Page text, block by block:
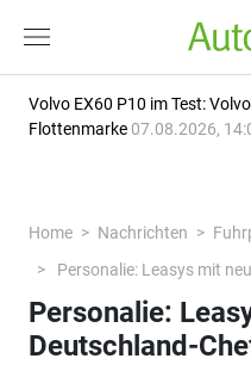
Volvo EX60 P10 im Test:
Flottenmarke 07.08.2026,
Home Nachrichten
Personalie: Leasys mit
Personalie:
Deutschland-